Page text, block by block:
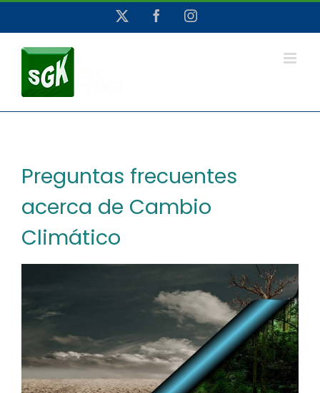
contenido
FacebookInstagram
Preguntas frecuentes
acerca de Cambio
Climático